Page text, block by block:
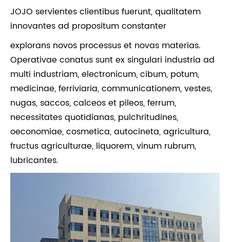
JOJO servientes clientibus fuerunt, qualitatem
innovantes ad propositum constanter
explorans novos processus et novas materias.
Operativae conatus sunt ex singulari industria ad
multi industriam, electronicum, cibum, potum,
medicinae, ferriviaria, communicationem, vestes,
nugas, saccos, calceos et pileos, ferrum,
necessitates quotidianas, pulchritudines,
oeconomiae, cosmetica, autocineta, agricultura,
fructus agriculturae, liquorem, vinum rubrum,
lubricantes.